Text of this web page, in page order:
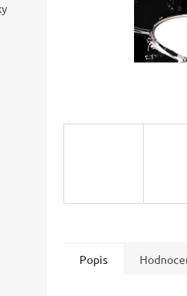
Popis